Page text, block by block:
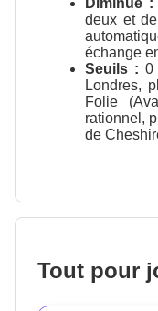
deux et
échange
Seuils : 0
Londres,
Folie
rationnel,
de
Tout pour